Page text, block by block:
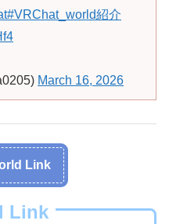
#VRChat_world紹介
March 16, 2026
Link
Link